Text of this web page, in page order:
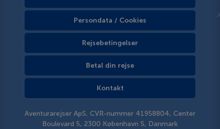
Persondata / Cookies
Rejsebetingelser
Betal din rejse
Kontakt
Aventurarejser ApS, CVR-nummer 41958804, Center
Boulevard 5, 2300 København S, Danmark